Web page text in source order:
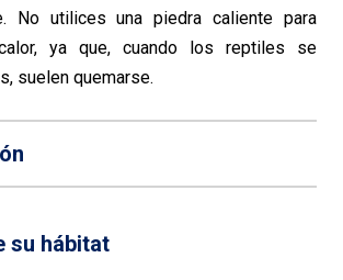
No utilices una piedra caliente para
ya que, cuando los reptiles se
suelen quemarse.
su hábitat